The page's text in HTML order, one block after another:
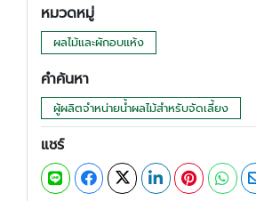
หมวดหมู่
ผลไม้และผักอบแห้ง
คำค้นหา
ผู้ผลิตจำหน่ายน้ำผลไม้สำหรับจัดเลี้ยง
แชร์